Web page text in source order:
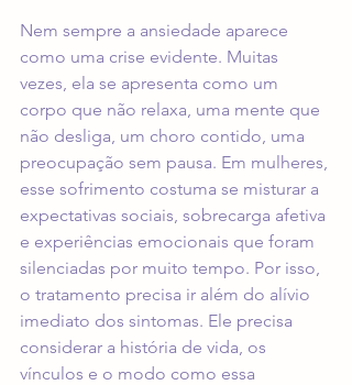
Nem sempre a ansiedade aparece
como uma crise evidente. Muitas
vezes, ela se apresenta como um
corpo que não relaxa, uma mente que
não desliga, um choro contido, uma
preocupação sem pausa. Em mulheres,
esse sofrimento costuma se misturar a
expectativas sociais, sobrecarga afetiva
e experiências emocionais que foram
silenciadas por muito tempo. Por isso,
o tratamento precisa ir além do alívio
imediato dos sintomas. Ele precisa
considerar a história de vida, os
vínculos e o modo como essa